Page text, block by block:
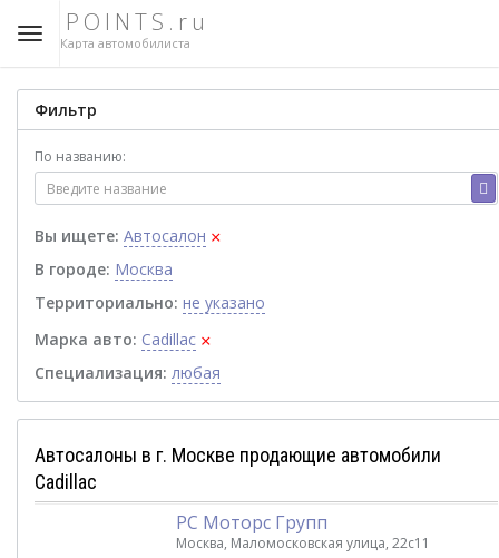
POINTS.ru
Карта автомобилиста
Фильтр
По названию:
Вы ищете: Автосалон ×
В городе: Москва
Территориально: не указано
Марка авто: Cadillac ×
Специализация: любая
Автосалоны в г. Москве продающие автомобили
Cadillac
РС Моторс Групп
Москва, Маломосковская улица, 22с11